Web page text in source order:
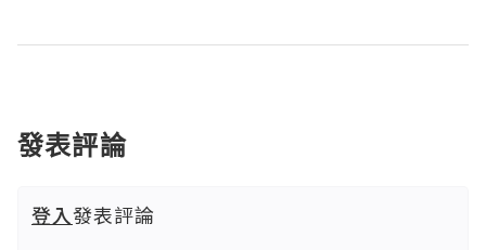
發表評論
登入發表評論